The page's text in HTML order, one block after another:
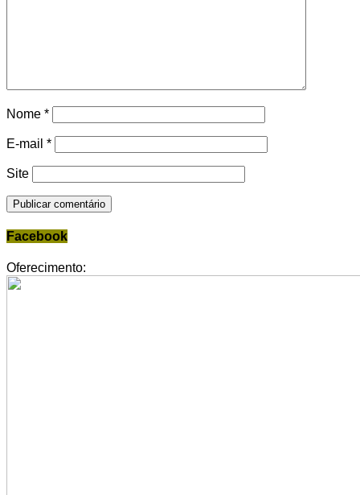
Nome *
E-mail *
Site
Facebook
Oferecimento: